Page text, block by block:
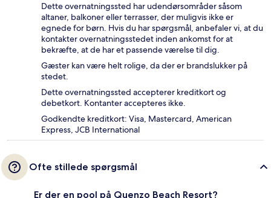
Dette overnatningssted har udendørsområder såsom
altaner, balkoner eller terrasser, der muligvis ikke er
egnede for børn. Hvis du har spørgsmål, anbefaler vi, at du
kontakter overnatningsstedet inden ankomst for at
bekræfte, at de har et passende værelse til dig.
Gæster kan være helt rolige, da der er brandslukker på
stedet.
Dette overnatningssted accepterer kreditkort og
debetkort. Kontanter accepteres ikke.
Godkendte kreditkort: Visa, Mastercard, American
Express, JCB International
Ofte stillede spørgsmål
Er der en pool på Quenzo Beach Resort?